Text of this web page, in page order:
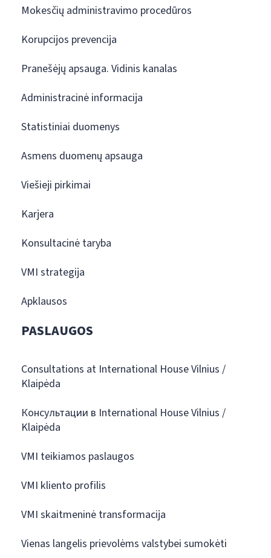
Mokesčių administravimo procedūros
Korupcijos prevencija
Pranešėjų apsauga. Vidinis kanalas
Administracinė informacija
Statistiniai duomenys
Asmens duomenų apsauga
Viešieji pirkimai
Karjera
Konsultacinė taryba
VMI strategija
Apklausos
PASLAUGOS
Consultations at International House Vilnius /
Klaipėda
Консультации в International House Vilnius /
Klaipėda
VMI teikiamos paslaugos
VMI kliento profilis
VMI skaitmeninė transformacija
Vienas langelis prievolėms valstybei sumokėti